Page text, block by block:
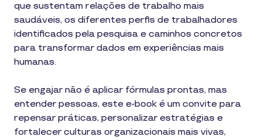
que sustentam relações de trabalho mais
saudáveis, os diferentes perfis de trabalhadores
identificados pela pesquisa e caminhos concretos
para transformar dados em experiências mais
humanas.
Se engajar não é aplicar fórmulas prontas, mas
entender pessoas, este e-book é um convite para
repensar práticas, personalizar estratégias e
fortalecer culturas organizacionais mais vivas,